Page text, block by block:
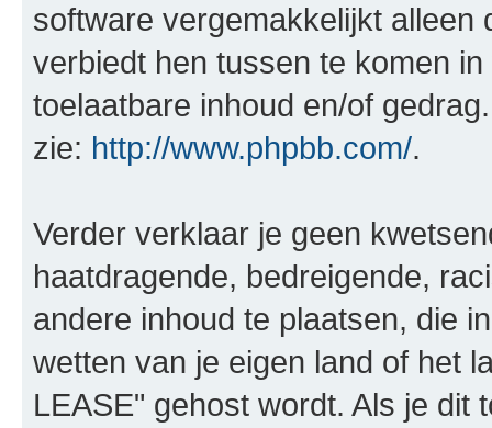
software vergemakkelijkt alleen
verbiedt hen tussen te komen
toelaatbare inhoud en/of
zie: http://www.phpbb.com/.
Verder verklaar je geen
haatdragende, bedreigende,
andere inhoud te plaatsen, die
wetten van je eigen land of het
LEASE" gehost wordt. Als je dit